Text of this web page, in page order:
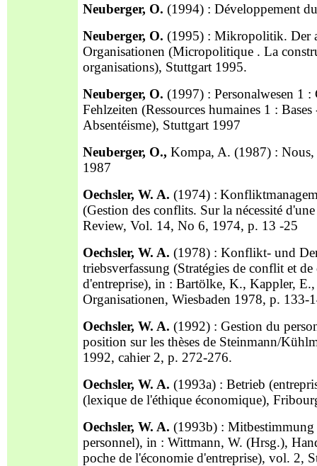
Neuberger, O. (1994) : Développement
Neuberger, O. (1995) : Mikropolitik. Der
Organisationen (Micropolitique . La
organisations), Stuttgart 1995.
Neuberger, O. (1997) : Personalwesen 1
Fehlzeiten (Ressources humaines 1 :
Absentéisme), Stuttgart 1997
Neuberger, O., Kompa, A. (1987) : Nous,
1987
Oechsler, W. A. (1974) :
(Gestion des conflits. Sur la nécessité
Review, Vol. 14, No 6, 1974, p. 13 -25
Oechsler, W. A. (1978) : Konflikt- und
triebsverfassung (Stratégies de conflit et
d'entreprise), in : Bartölke, K., Kappler,
Organisationen, Wiesbaden 1978, p. 133-
Oechsler, W. A. (1992) : Gestion du
position sur les thèses de Steinmann/
1992, cahier 2, p. 272-276.
Oechsler, W. A. (1993a) : Betrieb
(lexique de l'éthique économique),
Oechsler, W. A. (1993b) : Mitbestimmung
personnel), in : Wittmann, W. (Hrsg.),
poche de l'économie d'entreprise), vol. 2,